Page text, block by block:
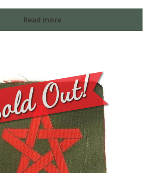
Read more